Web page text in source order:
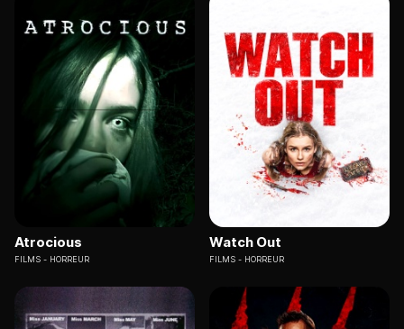
Atrocious
FILMS HORREUR
Watch Out
FILMS HORREUR